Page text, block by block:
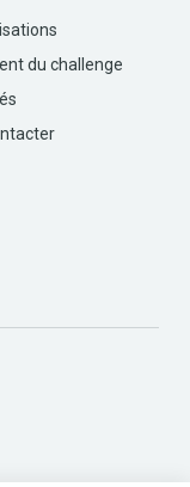
du challenge